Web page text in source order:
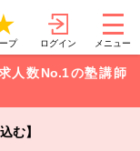
プ ログイン メニュー
人数No.1の塾講師
む】